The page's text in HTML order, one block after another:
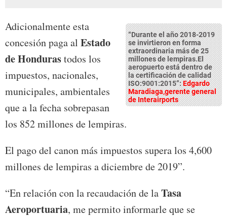
“Durante el año 2018-2019
se invirtieron en forma
extraordinaria más de 25
millones de lempiras.El
aeropuerto está dentro de
la certificación de calidad
ISO:9001:2015”:Edgardo
Maradiaga,gerente general
de Interairports
Adicionalmente esta
concesión paga al Estado
de Hondurastodos los
impuestos, nacionales,
municipales, ambientales
que a la fecha sobrepasan
los 852 millones de lempiras.
El pago del canon más impuestos supera los 4,600
millones de lempiras a diciembre de 2019”.
“En relación con la recaudación de laTasa
Aeroportuaria, me permito informarle que se